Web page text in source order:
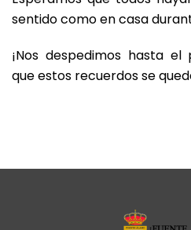
sentido como en casa
¡Nos despedimos hasta el
que estos recuerdos se